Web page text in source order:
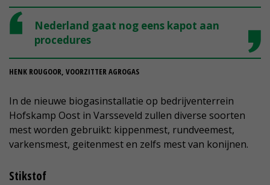
Nederland gaat nog eens kapot aan
procedures
HENK ROUGOOR, VOORZITTER AGROGAS
In de nieuwe biogasinstallatie op bedrijventerrein
Hofskamp Oost in Varsseveld zullen diverse soorten
mest worden gebruikt: kippenmest, rundveemest,
varkensmest, geitenmest en zelfs mest van konijnen.
Stikstof